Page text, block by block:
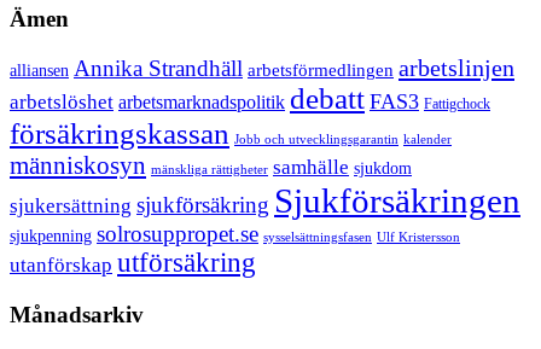
Ämen
alliansen Annika Strandhäll arbetsförmedlingen arbetslinjen
arbetslöshet arbetsmarknadspolitik debatt FAS3 Fattigchock
försäkringskassan Jobb och utvecklingsgarantin kalender
människosyn mänskliga rättigheter samhälle sjukdom
sjukersättning sjukförsäkring Sjukförsäkringen
sjukpenning solrosuppropet.se sysselsättningsfasen Ulf Kristersson
utanförskap utförsäkring
Månadsarkiv